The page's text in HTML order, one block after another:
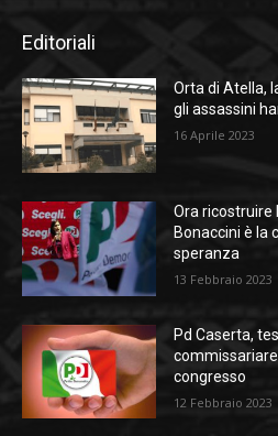
Editoriali
Orta di Atella,
gli assassini
16 Aprile 2023
Ora ricostruire
Bonaccini è la
speranza
13 Febbraio 2023
Pd Caserta,
congresso
12 Febbraio 2023